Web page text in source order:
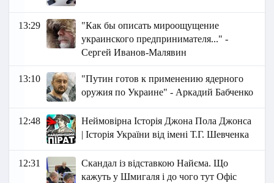
13:29
"Как бы описать мироощущение
украинского предпринимателя..." -
Сергей Иванов-Малявин
13:10
"Путин готов к применению ядерного
оружия по Украине" - Аркадий Бабченко
12:48
Неймовірна Історія Джона Пола Джонса
| Історія України від імені Т.Г. Шевченка
12:31
Скандал із відставкою Найєма. Що
кажуть у Шмигаля і до чого тут Офіс